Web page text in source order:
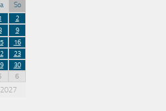
So
2
9
16
23
30
6
2027